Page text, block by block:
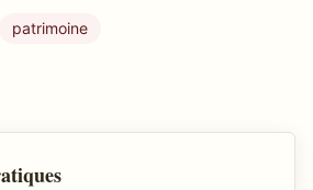
patrimoine